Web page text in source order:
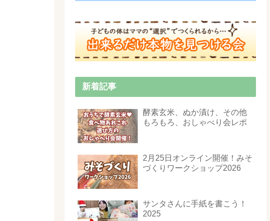
新着記事
酵素玄米、ぬか漬け、その他
もろもろ、おしゃべり会レポ
2月25日オンライン開催！みそ
づくりワークショップ2026
サンタさんに手紙を書こう！
2025